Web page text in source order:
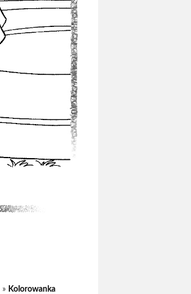
» Kolorowanka